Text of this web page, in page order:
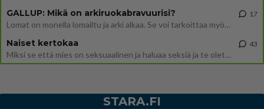
GALLUP: Mikä on arkiruokabravuurisi?
Lomat on monella lomailtu ja arki alkaa. Se voi tarkoittaa myös sitä, että grillailut on grillattu ja palataan arjen ruo
17
Naiset kertokaa
Miksi se että mies on seksuaalinen ja haluaa seksiä ja te olette hänen mielestänne haluttava on vastenmielistä? Mikä sii
43
STARA.FI